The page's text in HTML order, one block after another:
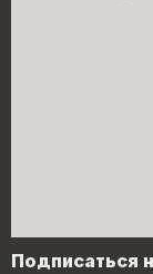
Подписаться